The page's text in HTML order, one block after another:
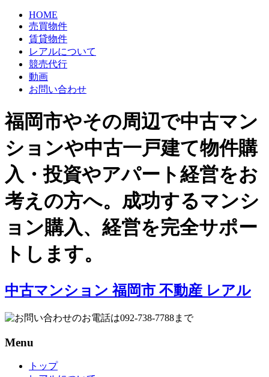
HOME
売買物件
賃貸物件
レアルについて
競売代行
動画
お問い合わせ
福岡市やその周辺で中古マン
ションや中古一戸建て物件購
入・投資やアパート経営をお
考えの方へ。成功するマンシ
ョン購入、経営を完全サポー
トします。
中古マンション 福岡市 不動産 レアル
Menu
Skip
トップ